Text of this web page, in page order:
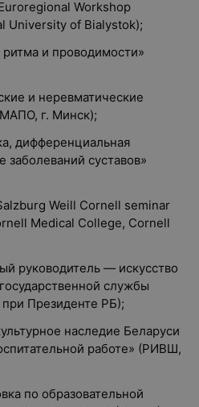
Workshop
University of Bialystok);
и проводимости»
и неревматические
г. Минск);
дифференциальная
заболеваний суставов»
Weill Cornell seminar
Medical College, Cornell
руководитель — искусство
службы
Президенте РБ);
наследие Беларуси
работе» (РИВШ,
по образовательной